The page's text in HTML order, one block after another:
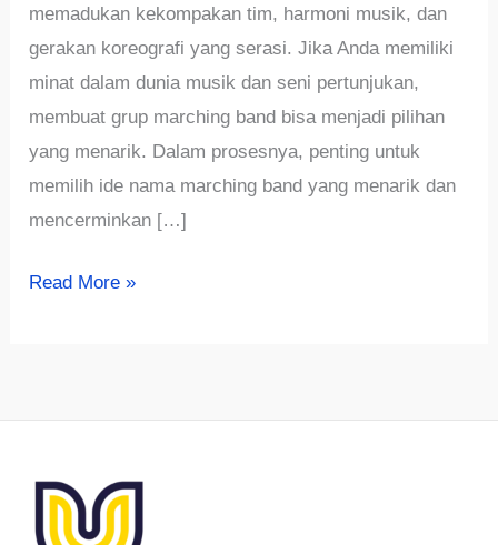
memadukan kekompakan tim, harmoni musik, dan
gerakan koreografi yang serasi. Jika Anda memiliki
minat dalam dunia musik dan seni pertunjukan,
membuat grup marching band bisa menjadi pilihan
yang menarik. Dalam prosesnya, penting untuk
memilih ide nama marching band yang menarik dan
mencerminkan […]
√725+
band
Menarik
Read More »